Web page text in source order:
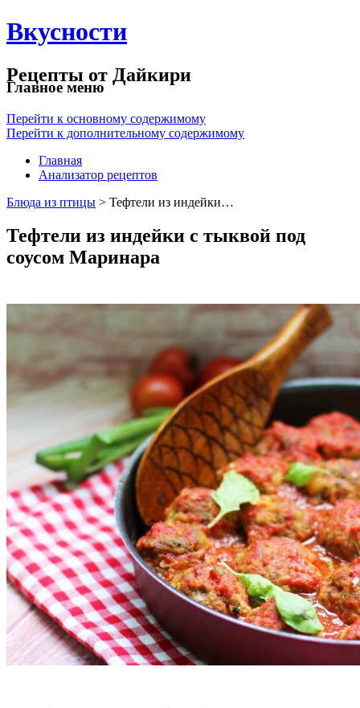
Вкусности
Рецепты от Дайкири
Главное меню
Перейти к основному содержимому
Перейти к дополнительному содержимому
Главная
Анализатор рецептов
Блюда из птицы > Тефтели из индейки…
Тефтели из индейки с тыквой под
соусом Маринара